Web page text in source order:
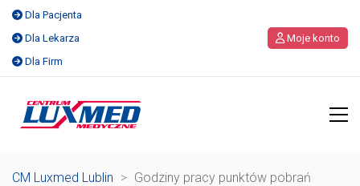
Dla Pacjenta
Dla Lekarza
Dla Firm
Moje konto
CM Luxmed Lublin > Godziny pracy punktów pobrań